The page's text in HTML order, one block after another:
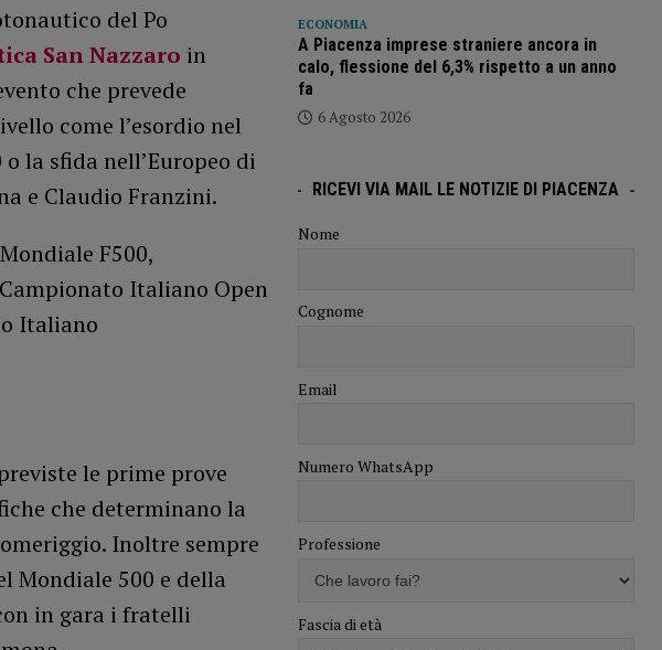
del Po
San Nazzaro in
che prevede
come l’esordio nel
la sfida nell’Europeo di
e Claudio Franzini.
F500,
Italiano Open
Italiano
le prime prove
che determinano la
Inoltre sempre
Mondiale 500 e della
in gara i fratelli
ECONOMIA
A Piacenza imprese straniere ancora in
calo, flessione del 6,3% rispetto a un anno
fa
6 Agosto 2026
RICEVI VIA MAIL LE NOTIZIE DI PIACENZA
Nome
Cognome
Email
Numero WhatsApp
Professione
Fascia di età